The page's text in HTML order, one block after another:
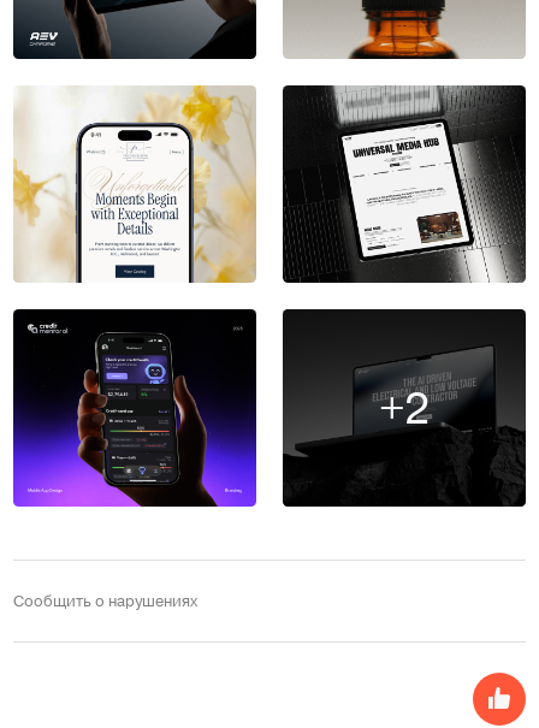
+2
Сообщить о нарушениях